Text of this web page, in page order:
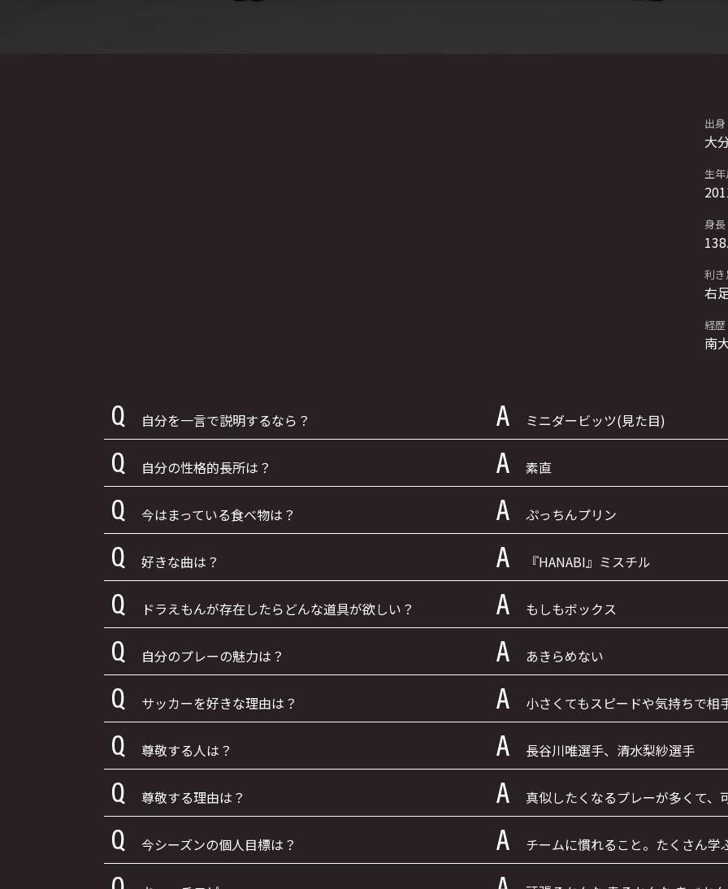
出身
大
生
身長
利き
右
経歴
南
自分を一言で説明するなら？ ミニダービッツ(見た目)
自分の性格的長所は？ 素直
今はまっている食べ物は？ ぷっちんプリン
好きな曲は？ 『HANABI』ミスチル
ドラえもんが存在したらどんな道具が欲しい？ もしもボックス
自分のプレーの魅力は？ あきらめない
サッカーを好きな理由は？ 小さくてもスピードや気持ちで
尊敬する人は？ 長谷川唯選手、清水梨紗選手
尊敬する理由は？ 真似したくなるプレーが多くて、
今シーズンの個人目標は？ チームに慣れること。たくさん学